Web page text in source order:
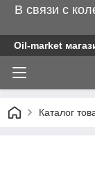
В связи с
Oil-market
Каталог